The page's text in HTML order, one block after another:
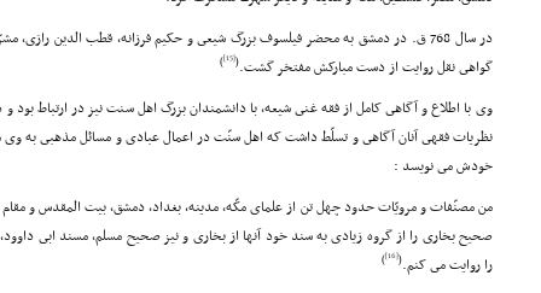
در سال 768 ق. در دمشق به محضر فیلسوف بزرگ شیعى و حکیم فرزانه، قطب الدین
گواهى نقل روایت از دست مبارکش مفتخر گشت.(
[15]
)
وى با اطلاع و آگاهى کامل از فقه غنى شیعه، با دانشمندان بزرگ اهل سنت نیز در ارتباط
نظریات فقهى آنان آگاهى و تسلّط داشت که اهل سنّت در اعمال عبادى و مسائل مذهبى به وى
خودش مى نویسد :
من مصنّفات و مرویّات حدود چهل تن از علماى مکّه، مدینه، بغداد، دمشق، بیت المقدس و
صحیح بخارى را از گروه زیادى به سند خود آنها از بخارى و نیز صحیح مسلم، مسند ابى
را روایت مى کنم.(
[16]
)